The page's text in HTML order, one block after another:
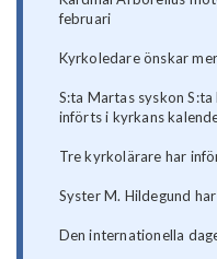
februari
Kyrkoledare önskar
S:ta Martas syskon
införts i kyrkans
Tre kyrkolärare har
Syster M. Hildegund
Den internationella